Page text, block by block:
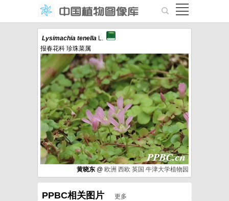
Lysimachia tenella L.
报春花科 珍珠菜属
黄晓东 @ 欧洲 西欧 英国 牛津大学植物园
PPBC相关图片 更多